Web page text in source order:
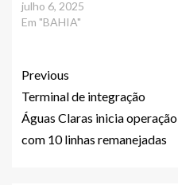
julho 6, 2025
Em "BAHIA"
Previous
Terminal de integração
Águas Claras inicia operação
com 10 linhas remanejadas